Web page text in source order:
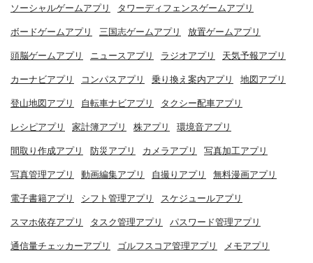
ソーシャルゲームアプリ タワーディフェンスゲームアプリ
ボードゲームアプリ 三国志ゲームアプリ 放置ゲームアプリ
頭脳ゲームアプリ ニュースアプリ ラジオアプリ 天気予報アプリ
カーナビアプリ コンパスアプリ 乗り換え案内アプリ 地図アプリ
登山地図アプリ 自転車ナビアプリ タクシー配車アプリ
レシピアプリ 家計簿アプリ 株アプリ 環境音アプリ
間取り作成アプリ 防災アプリ カメラアプリ 写真加工アプリ
写真管理アプリ 動画編集アプリ 自撮りアプリ 無料漫画アプリ
電子書籍アプリ シフト管理アプリ スケジュールアプリ
スマホ依存アプリ タスク管理アプリ パスワード管理アプリ
通信量チェッカーアプリ ゴルフスコア管理アプリ メモアプリ